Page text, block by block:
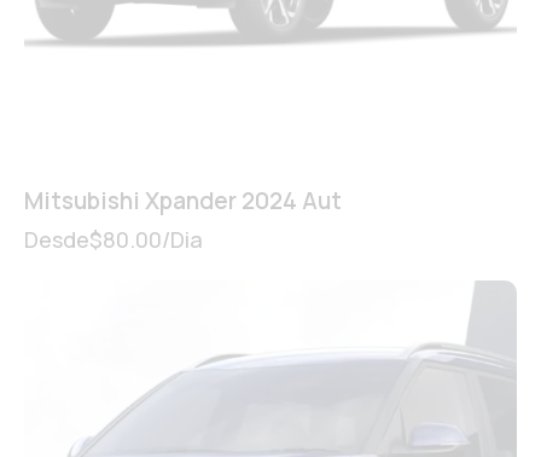
Mitsubishi Xpander 2024 Aut
Desde$80.00/Dia